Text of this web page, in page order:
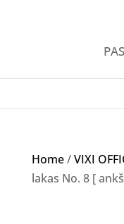
Home/VIXI
lakas No. 8 [